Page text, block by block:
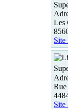
Les
Site
Rue
Site